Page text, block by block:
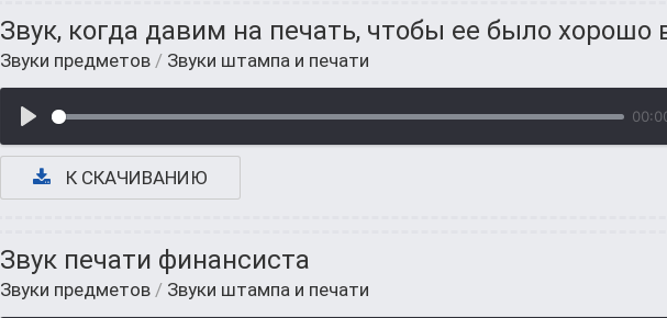
Звук, когда давим на печать, чтобы ее было хорошо
Звуки предметов / Звуки штампа и печати
К СКАЧИВАНИЮ
Звук печати финансиста
Звуки предметов / Звуки штампа и печати